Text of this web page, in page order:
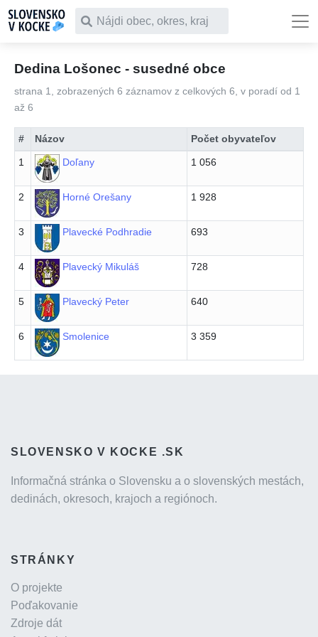
Čo chceš vyhľadať
Dedina Lošonec - susedné obce
strana 1, zobrazených 6 záznamov z celkových 6, v poradí od 1
až 6
# Názov Počet obyvateľov
1 Doľany 1 056
2 Horné Orešany 1 928
3 Plavecké Podhradie 693
4 Plavecký Mikuláš 728
5 Plavecký Peter 640
6 Smolenice 3 359
SLOVENSKO V KOCKE .SK
Informačná stránka o Slovensku a o slovenských mestách,
dedinách, okresoch, krajoch a regiónoch.
STRÁNKY
O projekte
Poďakovanie
Zdroje dát